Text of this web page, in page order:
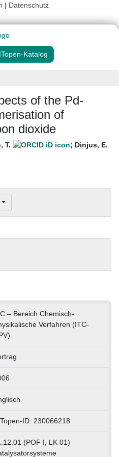
| Datenschutz
Katalog
of the Pd-
of
dioxide
T. ; Dinjus, E.
– Bereich Chemisch-
Verfahren (ITC-
ID: 230066218
(POF I, LK 01)